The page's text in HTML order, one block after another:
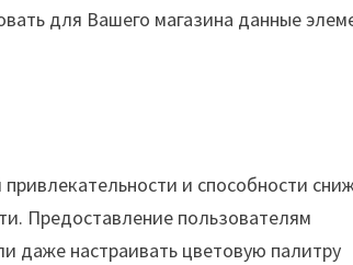
для Вашего магазина данные
и способности
Предоставление пользователям
даже настраивать цветовую палитру